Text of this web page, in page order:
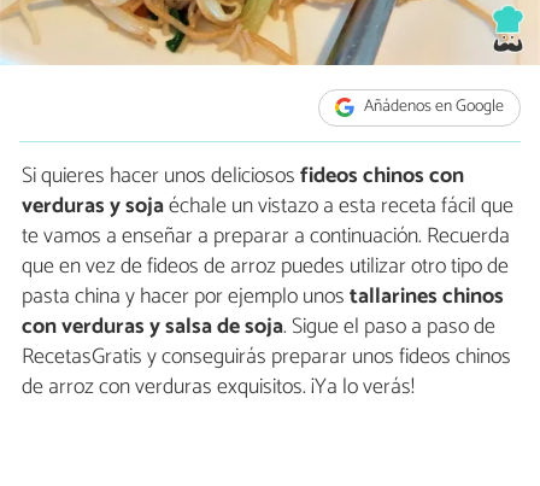
Añádenos en Google
Si quieres hacer unos deliciososfideos chinos con
verduras y sojaéchale un vistazo a esta receta fácil que
te vamos a enseñar a preparar a continuación. Recuerda
que en vez de fideos de arroz puedes utilizar otro tipo de
pasta china y hacer por ejemplo unostallarines chinos
con verduras y salsa de soja. Sigue el paso a paso de
RecetasGratis y conseguirás preparar unos fideos chinos
de arroz con verduras exquisitos. ¡Ya lo verás!